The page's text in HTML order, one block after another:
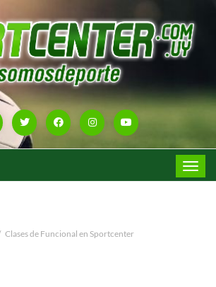
Toggle
Clases de Funcional en Sportcenter